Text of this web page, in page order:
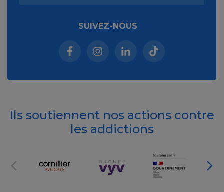
SUIVEZ-NOUS
Facebook (nouvelle fenêtre)
Instagram (nouvelle fenêtre)
Linkedin (nouvelle
Tiktok (nouvelle
Ils soutiennent nos actions contre
les addictions